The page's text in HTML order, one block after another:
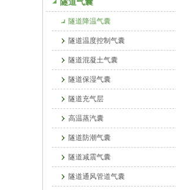
隧道降温气囊
隧道温度控制气囊
隧道混凝土气囊
隧道保湿气囊
隧道充气层
高温蒸汽囊
隧道防潮气囊
隧道减震气囊
隧道通风管道气囊